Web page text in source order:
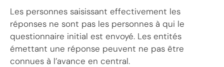
Les personnes saisissant effectivement les
réponses ne sont pas les personnes à qui le
questionnaire initial est envoyé. Les entités
émettant une réponse peuvent ne pas être
connues à l’avance en central.